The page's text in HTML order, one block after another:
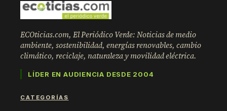
ECOticias.com, El Periódico Verde: Noticias de medio
ambiente, sostenibilidad, energías renovables, cambio
climático, reciclaje, naturaleza y movilidad eléctrica.
LÍDER EN AUDIENCIA DESDE 2004
CATEGORÍAS